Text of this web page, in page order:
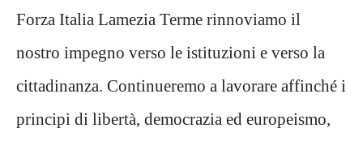
Forza Italia Lamezia Terme rinnoviamo il
nostro impegno verso le istituzioni e verso la
cittadinanza. Continueremo a lavorare affinché i
principi di libertà, democrazia ed europeismo,